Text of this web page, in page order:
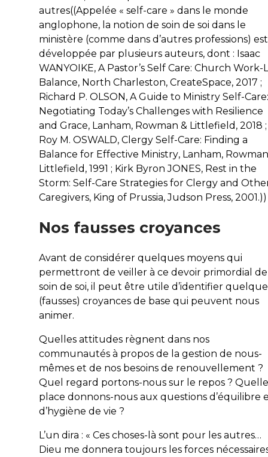
autres((Appelée « self-care » dans le monde
anglophone, la notion de soin de soi dans le
ministère (comme dans d’autres professions) est
développée par plusieurs auteurs, dont : Isaac
WANYOIKE, A Pastor’s Self Care: Church Work-
Balance, North Charleston, CreateSpace, 2017 ;
Richard P. OLSON, A Guide to Ministry Self-Care:
Negotiating Today’s Challenges with Resilience
and Grace, Lanham, Rowman & Littlefield, 2018 ;
Roy M. OSWALD, Clergy Self-Care: Finding a
Balance for Effective Ministry, Lanham,
Littlefield, 1991 ; Kirk Byron JONES, Rest in the
Storm: Self-Care Strategies for Clergy and
Caregivers, King of Prussia, Judson Press, 2001.))
Nos fausses croyances
Avant de considérer quelques moyens qui
permettront de veiller à ce devoir primordial de
soin de soi, il peut être utile d’identifier
(fausses) croyances de base qui peuvent nous
animer.
Quelles attitudes règnent dans nos
communautés à propos de la gestion de nous-
mêmes et de nos besoins de renouvellement ?
Quel regard portons-nous sur le repos ? Quelle
place donnons-nous aux questions d’équilibre
d’hygiène de vie ?
L’un dira : « Ces choses-là sont pour les autres…
Dieu me donnera toujours les forces